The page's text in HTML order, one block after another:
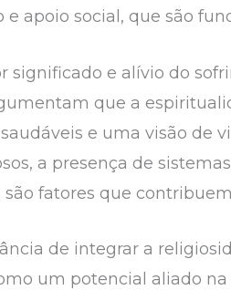
apoio social, que são
significado e alívio do
que a
e uma visão de
a presença de
fatores que
de integrar a
um potencial aliado